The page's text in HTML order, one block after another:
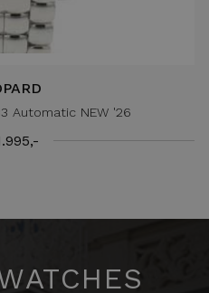
Automatic NEW '26